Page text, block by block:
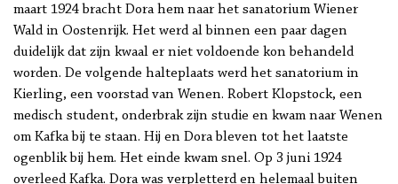
maart 1924 bracht Dora hem naar het sanatorium Wiener
Wald in Oostenrijk. Het werd al binnen een paar dagen
duidelijk dat zijn kwaal er niet voldoende kon behandeld
worden. De volgende halteplaats werd het sanatorium in
Kierling, een voorstad van Wenen. Robert Klopstock, een
medisch student, onderbrak zijn studie en kwam naar Wenen
om Kafka bij te staan. Hij en Dora bleven tot het laatste
ogenblik bij hem. Het einde kwam snel. Op 3 juni 1924
overleed Kafka. Dora was verpletterd en helemaal buiten